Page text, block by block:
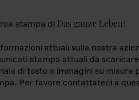
stampa di Das ganze Leben!
attuali sulla nostra
stampa attuali da
di testo e immagini su misura
Per favore contattateci a